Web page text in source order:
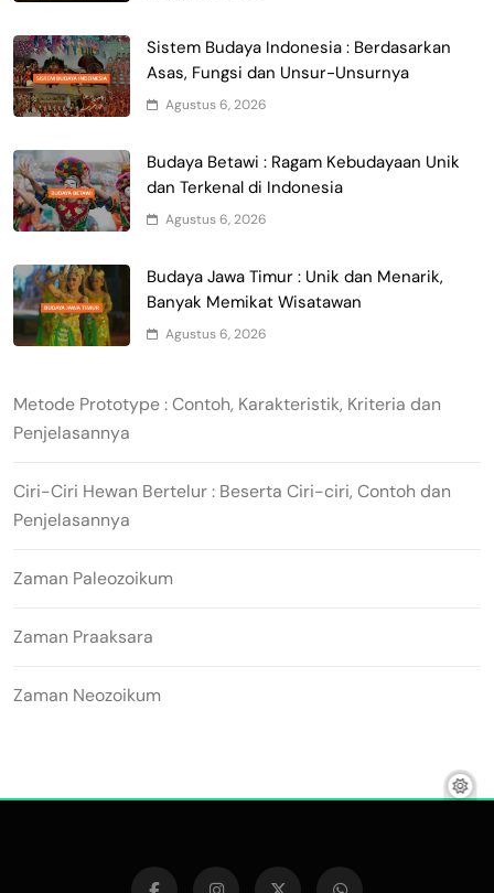
Sistem Budaya Indonesia : Berdasarkan
Asas, Fungsi dan Unsur-Unsurnya
Agustus 6, 2026
Budaya Betawi : Ragam Kebudayaan Unik
dan Terkenal di Indonesia
Agustus 6, 2026
Budaya Jawa Timur : Unik dan Menarik,
Banyak Memikat Wisatawan
Agustus 6, 2026
Metode Prototype : Contoh, Karakteristik, Kriteria dan
Penjelasannya
Ciri-Ciri Hewan Bertelur : Beserta Ciri-ciri, Contoh dan
Penjelasannya
Zaman Paleozoikum
Zaman Praaksara
Zaman Neozoikum